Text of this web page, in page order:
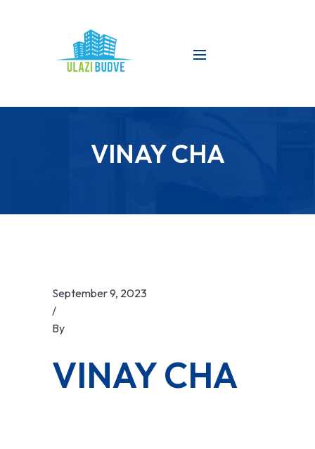
VINAY CHA
September 9, 2023
/
By
VINAY CHA